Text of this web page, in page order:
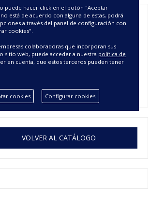
50X50 cm
AZUL, ROJO
VOLVER AL CATÁLOGO
puede hacer click en el botón "Aceptar
está de acuerdo con alguna de estas, podrá
a través del panel de configuración con
cookies".
colaboradoras que incorporan sus
sitio web, puede acceder a nuestra política de
en cuenta, que estos terceros pueden tener
cookies Configurar cookies